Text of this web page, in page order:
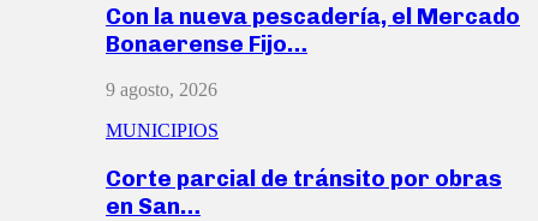
Con la nueva pescadería, el Mercado
Bonaerense Fijo…
9 agosto, 2026
MUNICIPIOS
Corte parcial de tránsito por obras
en San…